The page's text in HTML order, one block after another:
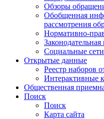
Обзоры
Обобщенная
рассмотрения
Нормативно-
Законодательная
Социальные сети
Открытые данные
Реестр наборов
Интерактивные
Общественная
Поиск
Поиск
Карта сайта